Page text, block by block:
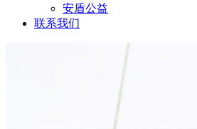
安盾公益
联系我们